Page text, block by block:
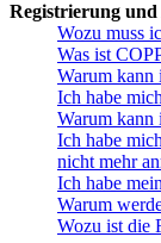
Registrierung
Wozu muss
Was ist
Warum kann
Ich habe
Warum kann
Ich habe
nicht mehr
Ich habe
Warum
Wozu ist die